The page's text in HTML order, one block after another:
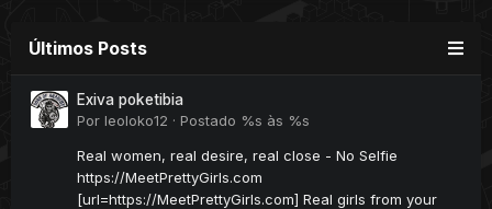
Últimos Posts
Exiva poketibia
Por leoloko12 · Postado %s às %s
Real women, real desire, real close - No Selfie
https://MeetPrettyGirls.com
[url=https://MeetPrettyGirls.com] Real girls from your